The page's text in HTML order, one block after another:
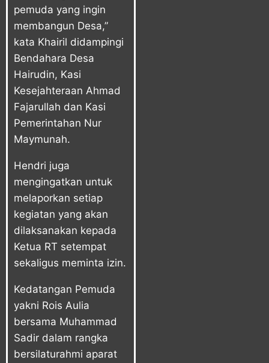
pemuda yang ingin
membangun Desa,”
kata Khairil didampingi
Bendahara Desa
Hairudin, Kasi
Kesejahteraan Ahmad
Fajarullah dan Kasi
Pemerintahan Nur
Maymunah.
Hendri juga
mengingatkan untuk
melaporkan setiap
kegiatan yang akan
dilaksanakan kepada
Ketua RT setempat
sekaligus meminta izin.
Kedatangan Pemuda
yakni Rois Aulia
bersama Muhammad
Sadir dalam rangka
bersilaturahmi aparat